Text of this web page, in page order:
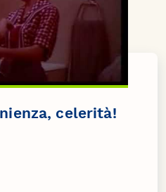
celerità!